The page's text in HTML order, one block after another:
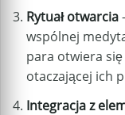
Rytuał otwarcia
wspólnej
para otwiera
otaczającej ich
Integracja z